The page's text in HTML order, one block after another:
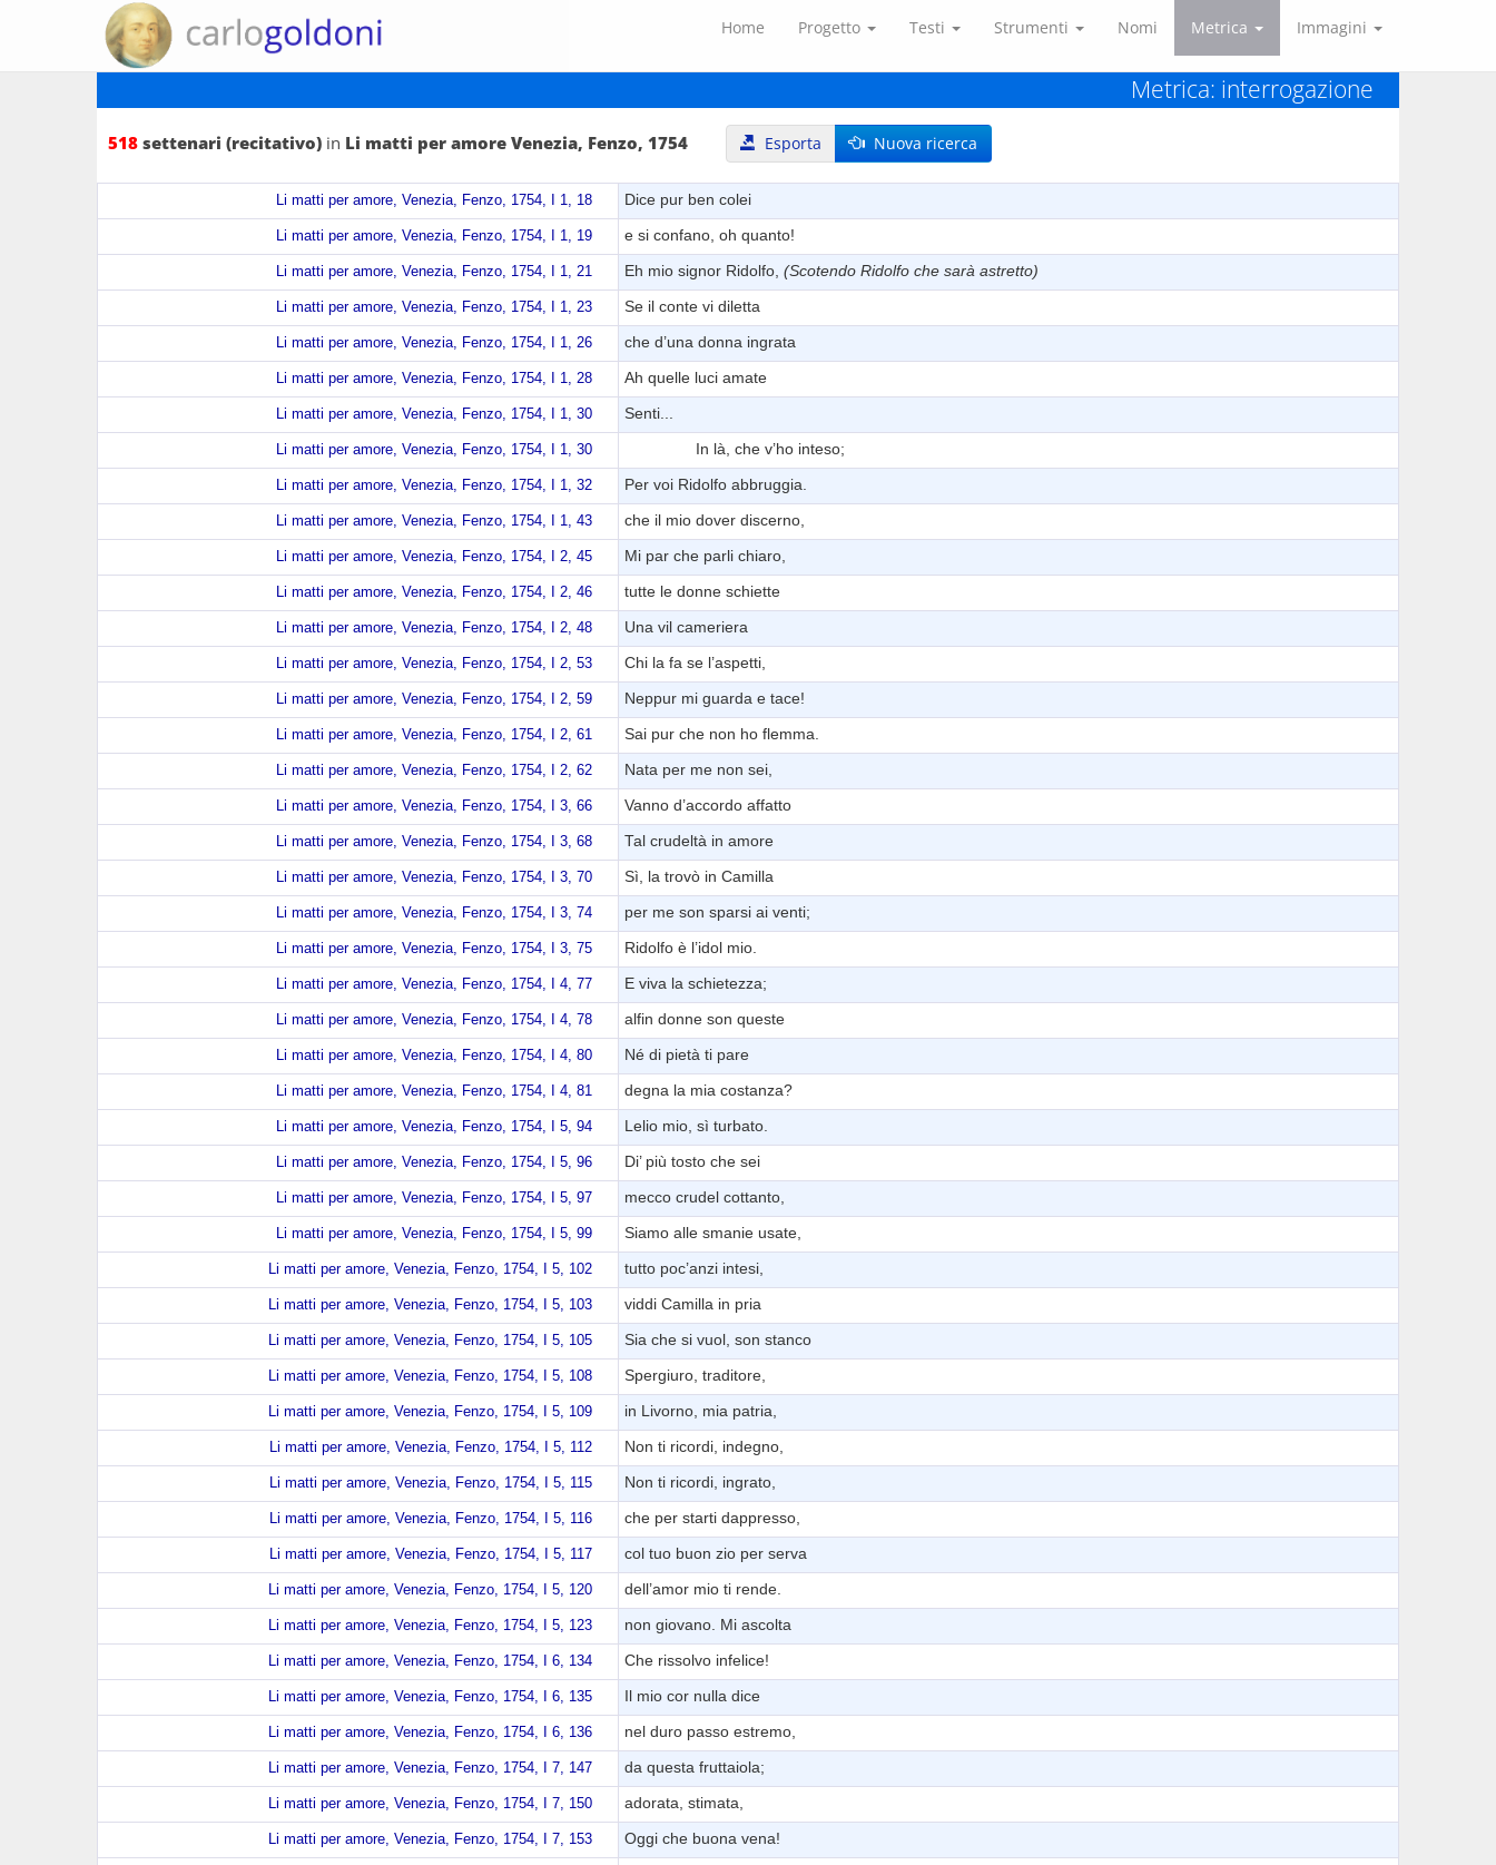
Home Progetto Testi Strumenti Nomi Metrica Immagini
Metrica: interrogazione
518 settenari (recitativo) in Li matti per amore Venezia, Fenzo, 1754 Esporta Nuova ricerca
Li matti per amore, Venezia, Fenzo, 1754, I 1, 18 Dice pur ben colei
Li matti per amore, Venezia, Fenzo, 1754, I 1, 19 e si confano, oh quanto!
Li matti per amore, Venezia, Fenzo, 1754, I 1, 21 Eh mio signor Ridolfo,(Scotendo Ridolfo che sarà astretto)
Li matti per amore, Venezia, Fenzo, 1754, I 1, 23 Se il conte vi diletta
Li matti per amore, Venezia, Fenzo, 1754, I 1, 26 che d’una donna ingrata
Li matti per amore, Venezia, Fenzo, 1754, I 1, 28 Ah quelle luci amate
Li matti per amore, Venezia, Fenzo, 1754, I 1, 30 Senti...
Li matti per amore, Venezia, Fenzo, 1754, I 1, 30 In là, che v’ho inteso;
Li matti per amore, Venezia, Fenzo, 1754, I 1, 32 Per voi Ridolfo abbruggia.
Li matti per amore, Venezia, Fenzo, 1754, I 1, 43 che il mio dover discerno,
Li matti per amore, Venezia, Fenzo, 1754, I 2, 45 Mi par che parli chiaro,
Li matti per amore, Venezia, Fenzo, 1754, I 2, 46 tutte le donne schiette
Li matti per amore, Venezia, Fenzo, 1754, I 2, 48 Una vil cameriera
Li matti per amore, Venezia, Fenzo, 1754, I 2, 53 Chi la fa se l’aspetti,
Li matti per amore, Venezia, Fenzo, 1754, I 2, 59 Neppur mi guarda e tace!
Li matti per amore, Venezia, Fenzo, 1754, I 2, 61 Sai pur che non ho flemma.
Li matti per amore, Venezia, Fenzo, 1754, I 2, 62 Nata per me non sei,
Li matti per amore, Venezia, Fenzo, 1754, I 3, 66 Vanno d’accordo affatto
Li matti per amore, Venezia, Fenzo, 1754, I 3, 68 Tal crudeltà in amore
Li matti per amore, Venezia, Fenzo, 1754, I 3, 70 Sì, la trovò in Camilla
Li matti per amore, Venezia, Fenzo, 1754, I 3, 74 per me son sparsi ai venti;
Li matti per amore, Venezia, Fenzo, 1754, I 3, 75 Ridolfo è l’idol mio.
Li matti per amore, Venezia, Fenzo, 1754, I 4, 77 E viva la schietezza;
Li matti per amore, Venezia, Fenzo, 1754, I 4, 78 alfin donne son queste
Li matti per amore, Venezia, Fenzo, 1754, I 4, 80 Né di pietà ti pare
Li matti per amore, Venezia, Fenzo, 1754, I 4, 81 degna la mia costanza?
Li matti per amore, Venezia, Fenzo, 1754, I 5, 94 Lelio mio, sì turbato.
Li matti per amore, Venezia, Fenzo, 1754, I 5, 96 Di’ più tosto che sei
Li matti per amore, Venezia, Fenzo, 1754, I 5, 97 mecco crudel cottanto,
Li matti per amore, Venezia, Fenzo, 1754, I 5, 99 Siamo alle smanie usate,
Li matti per amore, Venezia, Fenzo, 1754, I 5, 102 tutto poc’anzi intesi,
Li matti per amore, Venezia, Fenzo, 1754, I 5, 103 viddi Camilla in pria
Li matti per amore, Venezia, Fenzo, 1754, I 5, 105 Sia che si vuol, son stanco
Li matti per amore, Venezia, Fenzo, 1754, I 5, 108 Spergiuro, traditore,
Li matti per amore, Venezia, Fenzo, 1754, I 5, 109 in Livorno, mia patria,
Li matti per amore, Venezia, Fenzo, 1754, I 5, 112 Non ti ricordi, indegno,
Li matti per amore, Venezia, Fenzo, 1754, I 5, 115 Non ti ricordi, ingrato,
Li matti per amore, Venezia, Fenzo, 1754, I 5, 116 che per starti dappresso,
Li matti per amore, Venezia, Fenzo, 1754, I 5, 117 col tuo buon zio per serva
Li matti per amore, Venezia, Fenzo, 1754, I 5, 120 dell’amor mio ti rende.
Li matti per amore, Venezia, Fenzo, 1754, I 5, 123 non giovano. Mi ascolta
Li matti per amore, Venezia, Fenzo, 1754, I 6, 134 Che rissolvo infelice!
Li matti per amore, Venezia, Fenzo, 1754, I 6, 135 Il mio cor nulla dice
Li matti per amore, Venezia, Fenzo, 1754, I 6, 136 nel duro passo estremo,
Li matti per amore, Venezia, Fenzo, 1754, I 7, 147 da questa fruttaiola;
Li matti per amore, Venezia, Fenzo, 1754, I 7, 150 adorata, stimata,
Li matti per amore, Venezia, Fenzo, 1754, I 7, 153 Oggi che buona vena!